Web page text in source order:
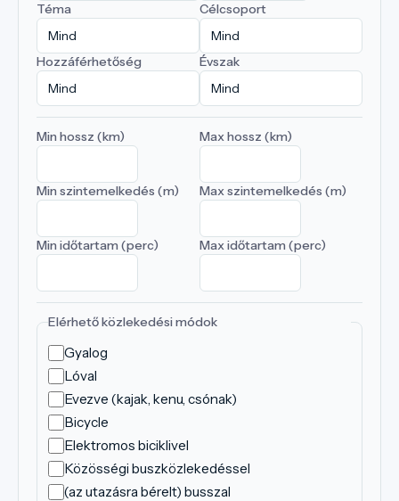
Téma Célcsoport
Hozzáférhetőség Évszak
Min hossz (km) Max hossz (km)
Min szintemelkedés (m) Max szintemelkedés (m)
Min időtartam (perc) Max időtartam (perc)
Elérhető közlekedési módok
Gyalog
Lóval
Evezve (kajak, kenu, csónak)
Bicycle
Elektromos biciklivel
Közösségi buszközlekedéssel
(az utazásra bérelt) busszal